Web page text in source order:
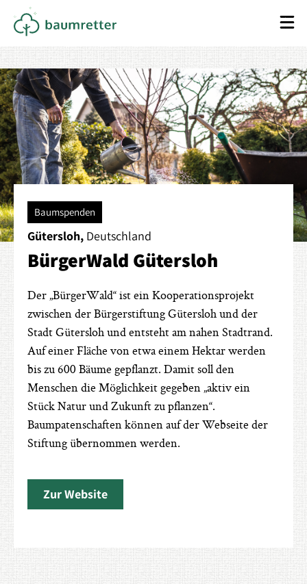
Baumspenden
Gütersloh, Deutschland
BürgerWald Gütersloh
Der „BürgerWald“ ist ein Kooperationsprojekt
zwischen der Bürgerstiftung Gütersloh und der
Stadt Gütersloh und entsteht am nahen Stadtrand.
Auf einer Fläche von etwa einem Hektar werden
bis zu 600 Bäume gepflanzt. Damit soll den
Menschen die Möglichkeit gegeben „aktiv ein
Stück Natur und Zukunft zu pflanzen“.
Baumpatenschaften können auf der Webseite der
Stiftung übernommen werden.
Zur Website